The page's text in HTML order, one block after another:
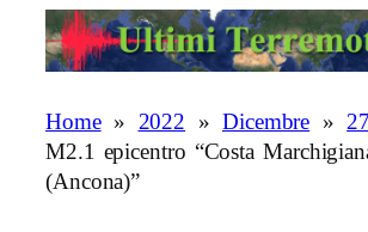
Home» 2022 » Dicembre »27
M2.1 epicentro “Costa
(Ancona)”